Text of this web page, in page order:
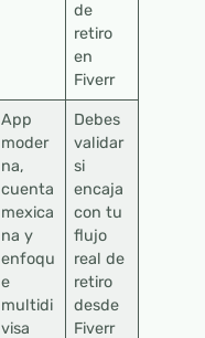
de
retiro
en
Fiverr
App
moder
na,
cuenta
mexica
na y
enfoqu
e
multidi
visa
Debes
validar
si
encaja
con tu
flujo
real de
retiro
desde
Fiverr